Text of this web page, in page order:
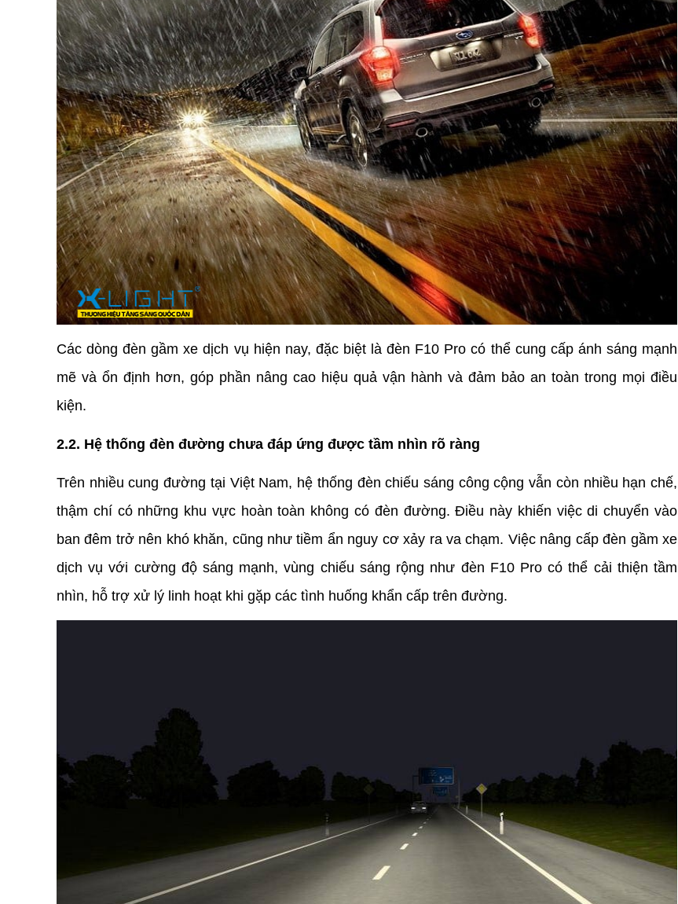
Các dòng đèn gầm xe dịch vụ hiện nay, đặc biệt là đèn F10 Pro có thể cung cấp ánh sáng mạnh
mẽ và ổn định hơn, góp phần nâng cao hiệu quả vận hành và đảm bảo an toàn trong mọi điều
kiện.
2.2. Hệ thống đèn đường chưa đáp ứng được tầm nhìn rõ ràng
Trên nhiều cung đường tại Việt Nam, hệ thống đèn chiếu sáng công cộng vẫn còn nhiều hạn chế,
thậm chí có những khu vực hoàn toàn không có đèn đường. Điều này khiến việc di chuyển vào
ban đêm trở nên khó khăn, cũng như tiềm ẩn nguy cơ xảy ra va chạm. Việc nâng cấp đèn gầm xe
dịch vụ với cường độ sáng mạnh, vùng chiếu sáng rộng như đèn F10 Pro có thể cải thiện tầm
nhìn, hỗ trợ xử lý linh hoạt khi gặp các tình huống khẩn cấp trên đường.